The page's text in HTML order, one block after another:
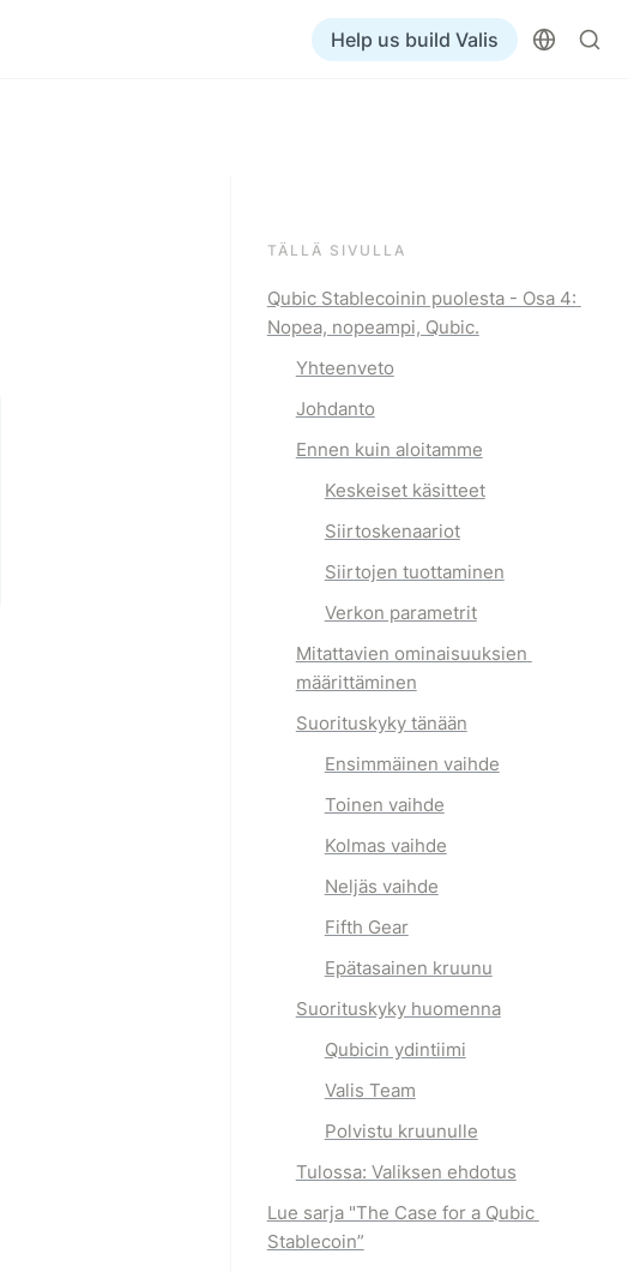
Help us build Valis
TÄLLÄ SIVULLA
Qubic Stablecoinin puolesta - Osa 4:
Nopea, nopeampi, Qubic.
Yhteenveto
Johdanto
Ennen kuin aloitamme
Keskeiset käsitteet
Siirtoskenaariot
Siirtojen tuottaminen
Verkon parametrit
Mitattavien ominaisuuksien
määrittäminen
Suorituskyky tänään
Ensimmäinen vaihde
Toinen vaihde
Kolmas vaihde
Neljäs vaihde
Fifth Gear
Epätasainen kruunu
Suorituskyky huomenna
Qubicin ydintiimi
Valis Team
Polvistu kruunulle
Tulossa: Valiksen ehdotus
Lue sarja "The Case for a Qubic
Stablecoin”